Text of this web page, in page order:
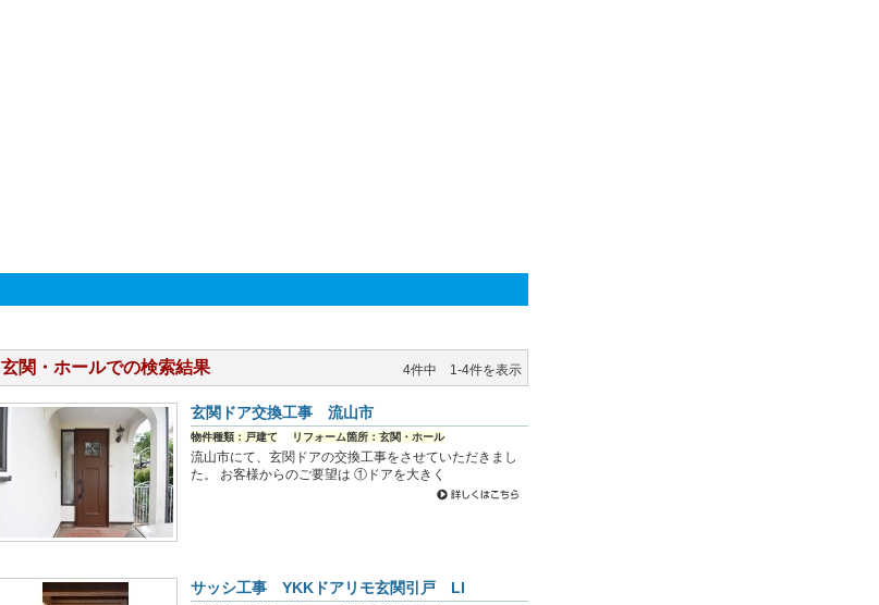
玄関・ホールでの検索結果 4件中 1-4件を表示
玄関ドア交換工事 流山市
物件種類：戸建て リフォーム箇所：玄関・ホール
流山市にて、玄関ドアの交換工事をさせていただきまし
た。 お客様からのご要望は ①ドアを大きく
サッシ工事 YKKドアリモ玄関引戸 LI